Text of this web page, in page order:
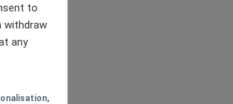
to
withdraw
any
,